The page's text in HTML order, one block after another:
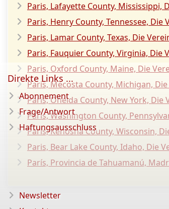
Paris, Lafayette County, Mississippi,
Paris, Henry County, Tennessee, Die
Paris, Lamar County, Texas, Die
Paris, Fauquier County, Virginia, Die
Paris, Oxford County, Maine, Die
Paris, Mecosta County, Michigan,
Paris, Oneida County, New York, Die
Paris, Washington County,
Paris, Kenosha County, Wisconsin,
Paris, Bear Lake County, Idaho, Die
París, Provincia de Tahuamanú,
Direkte Links ...
Abonnement
Frage/Antwort
Haftungsausschluss
Newsletter